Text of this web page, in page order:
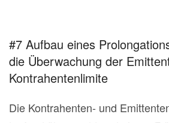
#7 Aufbau eines
die Überwachung der
Kontrahentenlimite
Die Kontrahenten- und